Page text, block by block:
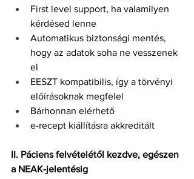
First level support, ha valamilyen
kérdésed lenne
Automatikus biztonsági mentés,
hogy az adatok soha ne vesszenek
el
EESZT kompatibilis, így a törvényi
előírásoknak megfelel
Bárhonnan elérhető
e-recept kiállításra akkreditált
II. Páciens felvételétől kezdve, egészen
a NEAK-jelentésig